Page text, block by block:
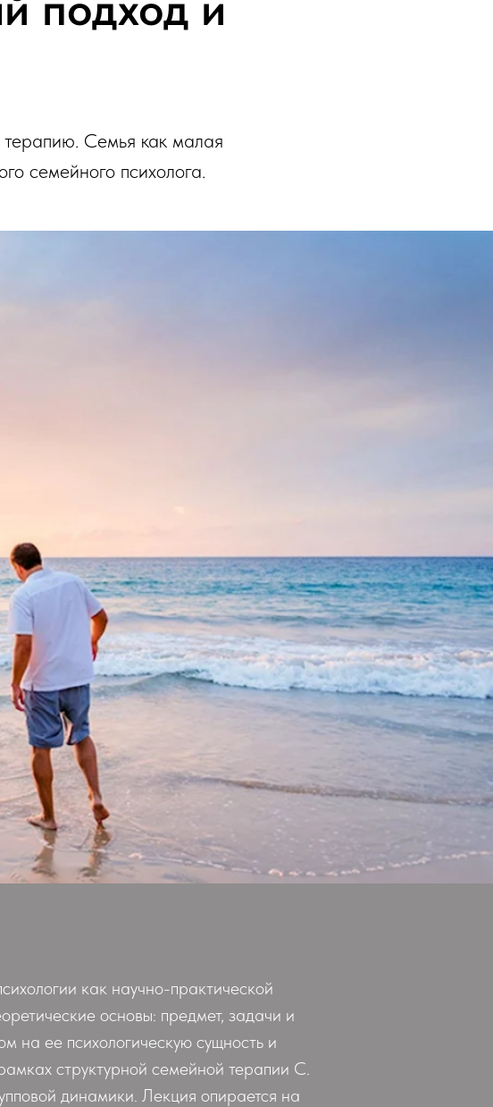
Семья как малая
семейного психолога.
как научно-практической
основы: предмет, задачи и
на ее психологическую сущность и
структурной семейной терапии С.
динамики. Лекция опирается на